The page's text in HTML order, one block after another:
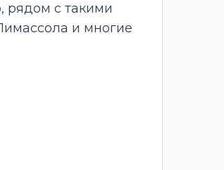
рядом с такими
и многие